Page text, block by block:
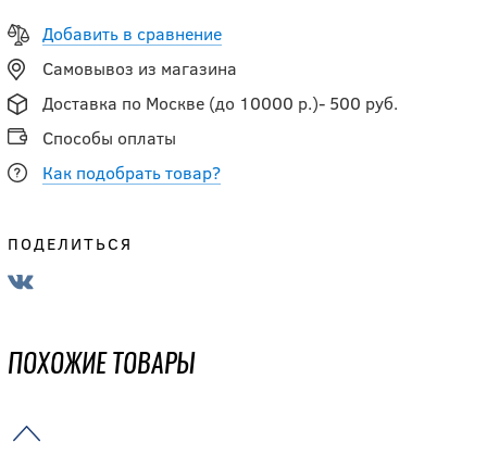
Добавить в сравнение
Самовывоз из магазина
Доставка по Москве (до 10000 р.)- 500 руб.
Способы оплаты
Как подобрать товар?
ПОДЕЛИТЬСЯ
ПОХОЖИЕ ТОВАРЫ